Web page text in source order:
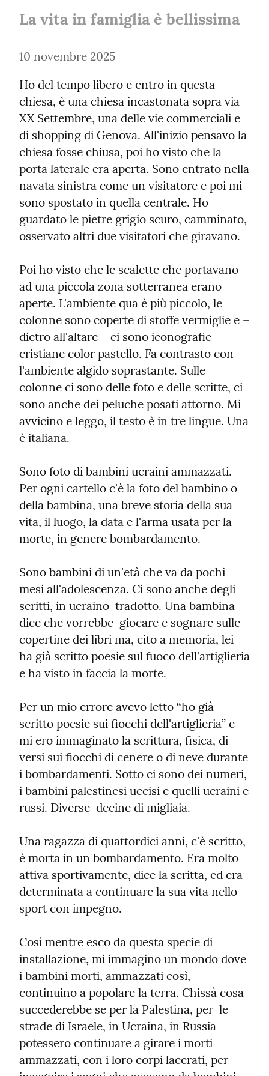
La vita in famiglia è bellissima
10 novembre 2025
Ho del tempo libero e entro in questa
chiesa, è una chiesa incastonata sopra via
XX Settembre, una delle vie commerciali e
di shopping di Genova. All'inizio pensavo la
chiesa fosse chiusa, poi ho visto che la
porta laterale era aperta. Sono entrato nella
navata sinistra come un visitatore e poi mi
sono spostato in quella centrale. Ho
guardato le pietre grigio scuro, camminato,
osservato altri due visitatori che giravano.
Poi ho visto che le scalette che portavano
ad una piccola zona sotterranea erano
aperte. L'ambiente qua è più piccolo, le
colonne sono coperte di stoffe vermiglie e –
dietro all'altare – ci sono iconografie
cristiane color pastello. Fa contrasto con
l'ambiente algido soprastante. Sulle
colonne ci sono delle foto e delle scritte, ci
sono anche dei peluche posati attorno. Mi
avvicino e leggo, il testo è in tre lingue. Una
è italiana.
Sono foto di bambini ucraini ammazzati.
Per ogni cartello c'è la foto del bambino o
della bambina, una breve storia della sua
vita, il luogo, la data e l'arma usata per la
morte, in genere bombardamento.
Sono bambini di un'età che va da pochi
mesi all'adolescenza. Ci sono anche degli
scritti, in ucraino  tradotto. Una bambina
dice che vorrebbe  giocare e sognare sulle
copertine dei libri ma, cito a memoria, lei
ha già scritto poesie sul fuoco dell'artiglieria
e ha visto in faccia la morte.
Per un mio errore avevo letto “ho già
scritto poesie sui fiocchi dell'artiglieria” e
mi ero immaginato la scrittura, fisica, di
versi sui fiocchi di cenere o di neve durante
i bombardamenti. Sotto ci sono dei numeri,
i bambini palestinesi uccisi e quelli ucraini e
russi. Diverse  decine di migliaia.
Una ragazza di quattordici anni, c'è scritto,
è morta in un bombardamento. Era molto
attiva sportivamente, dice la scritta, ed era
determinata a continuare la sua vita nello
sport con impegno.
Così mentre esco da questa specie di
installazione, mi immagino un mondo dove
i bambini morti, ammazzati così,
continuino a popolare la terra. Chissà cosa
succederebbe se per la Palestina, per  le
strade di Israele, in Ucraina, in Russia
potessero continuare a girare i morti
ammazzati, con i loro corpi lacerati, per